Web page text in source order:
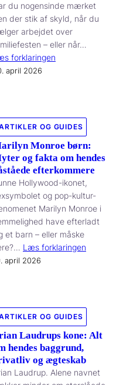
du nogensinde mærket
der stik af skyld, når du
arbejdet over
– eller når…
forklaringen
april 2026
OG GUIDES
Monroe børn:
og fakta om hendes
efterkommere
Hollywood-ikonet,
og pop-kultur-
Marilyn Monroe i
have efterladt
et barn – eller måske
Læs forklaringen
april 2026
OG GUIDES
Laudrups kone: Alt
hendes baggrund,
og ægteskab
Laudrup. Alene navnet